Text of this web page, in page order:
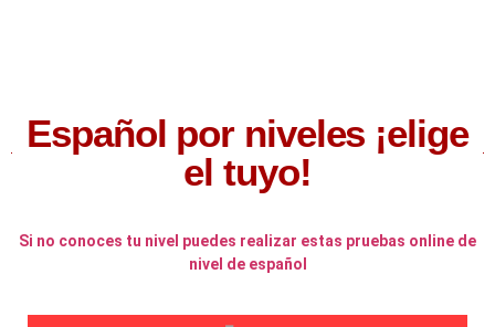
Español por niveles ¡elige
el tuyo!
Si no conoces tu nivel puedes realizar estas pruebas online de
nivel de español